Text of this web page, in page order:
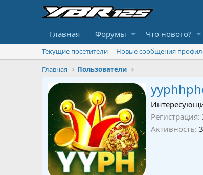
Главная Форумы Что нового?
Текущие посетители Новые сообщения
Главная
Пользователи
Регистрация
Активность